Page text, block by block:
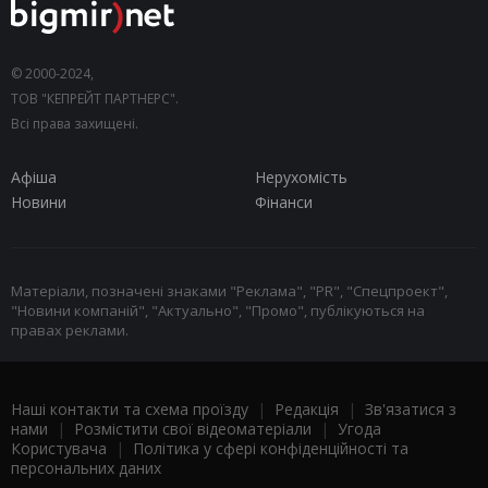
© 2000-2024,
ТОВ "КЕПРЕЙТ ПАРТНЕРС".
Всі права захищені.
Афіша
Нерухомість
Новини
Фінанси
Матеріали, позначені знаками "Реклама", "PR", "Спецпроект",
"Новини компаній", "Актуально", "Промо", публікуються на
правах реклами.
Наші контакти та схема проїзду | Редакція | Зв'язатися з
нами | Розмістити свої відеоматеріали | Угода
Користувача |
Політика у сфері конфіденційності та
персональних даних